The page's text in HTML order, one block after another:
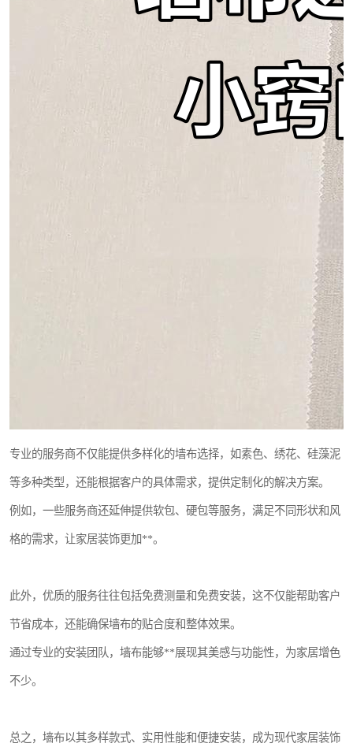
专业的服务商不仅能提供多样化的墙布选择，如素色、绣花、硅藻泥
等多种类型，还能根据客户的具体需求，提供定制化的解决方案。
例如，一些服务商还延伸提供软包、硬包等服务，满足不同形状和风
格的需求，让家居装饰更加**。
此外，优质的服务往往包括免费测量和免费安装，这不仅能帮助客户
节省成本，还能确保墙布的贴合度和整体效果。
通过专业的安装团队，墙布能够**展现其美感与功能性，为家居增色
不少。
总之，墙布以其多样款式、实用性能和便捷安装，成为现代家居装饰